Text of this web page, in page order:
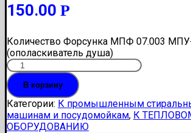
150.00 Р
Количество Форсунка МПФ 07.003
(ополаскиватель душа)
В корзину
Категории: К промышленным
машинам и посудомойкам, К
ОБОРУДОВАНИЮ